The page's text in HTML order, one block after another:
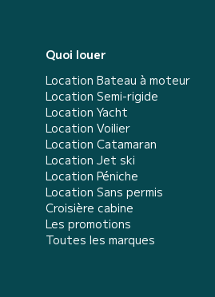
Quoi louer
Location Bateau à moteur
Location Semi-rigide
Location Yacht
Location Voilier
Location Catamaran
Location Jet ski
Location Péniche
Location Sans permis
Croisière cabine
Les promotions
Toutes les marques